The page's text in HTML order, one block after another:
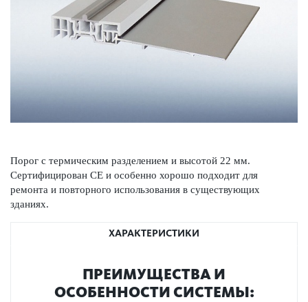
Порог с термическим разделением и высотой 22 мм.
Сертифицирован СЕ и особенно хорошо подходит для
ремонта и повторного использования в существующих
зданиях.
ХАРАКТЕРИСТИКИ
ПРЕИМУЩЕСТВА И
ОСОБЕННОСТИ СИСТЕМЫ: